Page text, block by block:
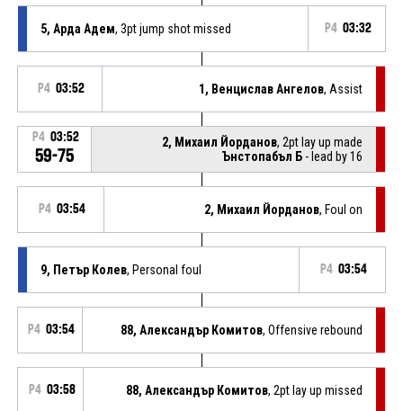
5, Арда Адем, 3pt jump shot missed P4 03:32
P4 03:52 1, Венцислав Ангелов, Assist
P4 03:52
59-75
2, Михаил Йорданов, 2pt lay up made
Ънстопабъл Б - lead by 16
P4 03:54 2, Михаил Йорданов, Foul on
9, Петър Колев, Personal foul P4 03:54
P4 03:54 88, Александър Комитов, Offensive rebound
P4 03:58 88, Александър Комитов, 2pt lay up missed